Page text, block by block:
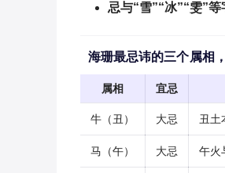
忌与“雪”“冰”“雯”等
海珊最忌讳的三个属相
属相 宜忌
牛（丑） 大忌 丑土
马（午） 大忌 午火